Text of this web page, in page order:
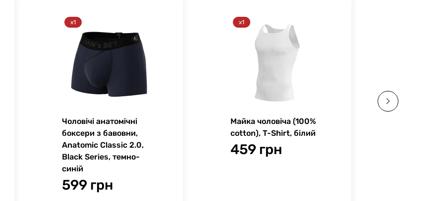
x1
Чоловічі анатомічні
боксери з бавовни,
Anatomic Classic 2.0,
Black Series, темно-
синій
599 грн
x1
Майка чоловіча (100%
cotton), T-Shirt, білий
459 грн